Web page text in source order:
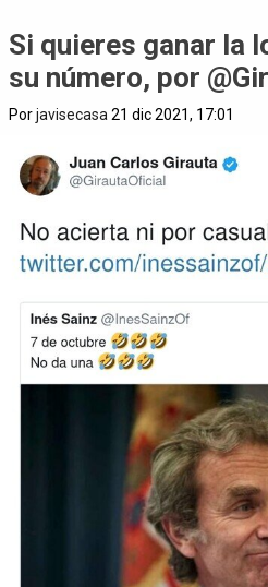
Si quieres ganar la
su número, por
Porjavisecasa 21 dic 2021, 17:01